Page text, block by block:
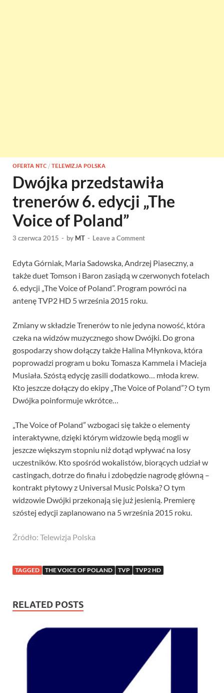
OFERTA NTC / TELEWIZJA POLSKA
Dwójka przedstawiła
trenerów 6. edycji „The
Voice of Poland”
3 czerwca 2015 - by MT - Leave a Comment
Edyta Górniak, Maria Sadowska, Andrzej Piaseczny, a
także duet Tomson i Baron zasiądą w czerwonych fotelach
6. edycji „The Voice of Poland”. Program powróci na
antenę TVP2 HD 5 września 2015 roku.
Zmiany w składzie Trenerów to nie jedyna nowość, która
czeka na widzów muzycznego show Dwójki. Do grona
gospodarzy show dołączy także Halina Młynkova, która
poprowadzi program u boku Tomasza Kammela i Macieja
Musiała. Szóstą edycję zasili dodatkowo… młoda krew.
Kto jeszcze dołączy do ekipy „The Voice of Poland”? O tym
Dwójka poinformuje wkrótce…
„The Voice of Poland” wzbogaci się także o elementy
interaktywne, dzięki którym widzowie będą mogli w
jeszcze większym stopniu niż dotąd wpływać na losy
uczestników. Kto spośród wokalistów, biorących udział w
castingach, dotrze do finału i zdobędzie nagrodę główną –
kontrakt płytowy z Universal Music Polska? O tym
widzowie Dwójki przekonają się już jesienią. Premierę
szóstej edycji zaplanowano na 5 września 2015 roku.
Źródło: Telewizja Polska
TAGGED THE VOICE OF POLAND TVP TVP2 HD
RELATED POSTS